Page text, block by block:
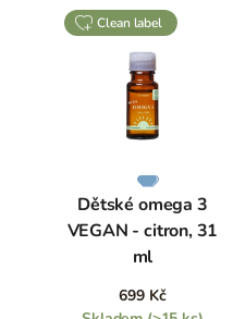
clean label
Dětské omega 3
VEGAN - citron, 31
ml
699 Kč